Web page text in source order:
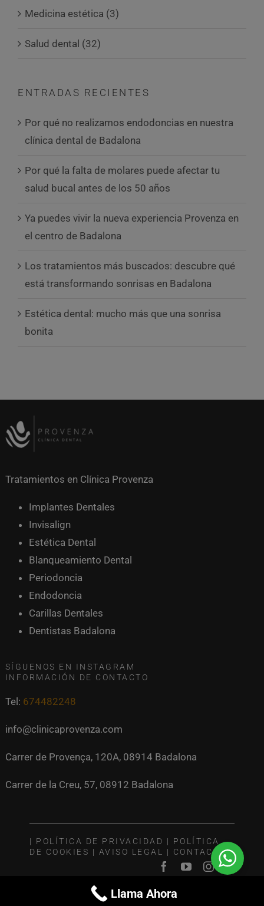
Medicina estética (3)
Salud dental (32)
ENTRADAS RECIENTES
Por qué no realizamos endodoncias en nuestra
clínica dental de Badalona
Por qué la falta de molares puede afectar tu
salud bucal antes de los 50 años
Ya puedes vivir la nueva experiencia Provenza en
el centro de Badalona
Los tratamientos más buscados: descubre qué
está transformando sonrisas en Badalona
Estética dental: mucho más que una sonrisa
bonita
Tratamientos en Clínica Provenza
Implantes Dentales
Invisalign
Estética Dental
Blanqueamiento Dental
Periodoncia
Endodoncia
Carillas Dentales
Dentistas Badalona
SÍGUENOS EN INSTAGRAM
INFORMACIÓN DE CONTACTO
Tel: 674482248
info@clinicaprovenza.com
Carrer de Provença, 120A, 08914 Badalona
Carrer de la Creu, 57, 08912 Badalona
| POLÍTICA DE PRIVACIDAD | POLÍTICA
DE COOKIES | AVISO LEGAL | CONTACTO
Llama Ahora